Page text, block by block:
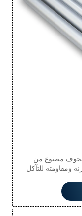
مجوف مصنوع من
ومقاومته للتآكل
الأملس تدفق
الصعبة. كما
متعددة